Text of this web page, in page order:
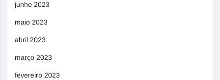
junho 2023
maio 2023
abril 2023
março 2023
fevereiro 2023